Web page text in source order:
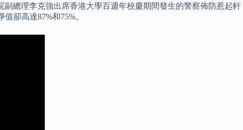
副總理李克強出席香港大學百週年校慶期間發生的警察佈防惹起軒
卻高達87%和75%。